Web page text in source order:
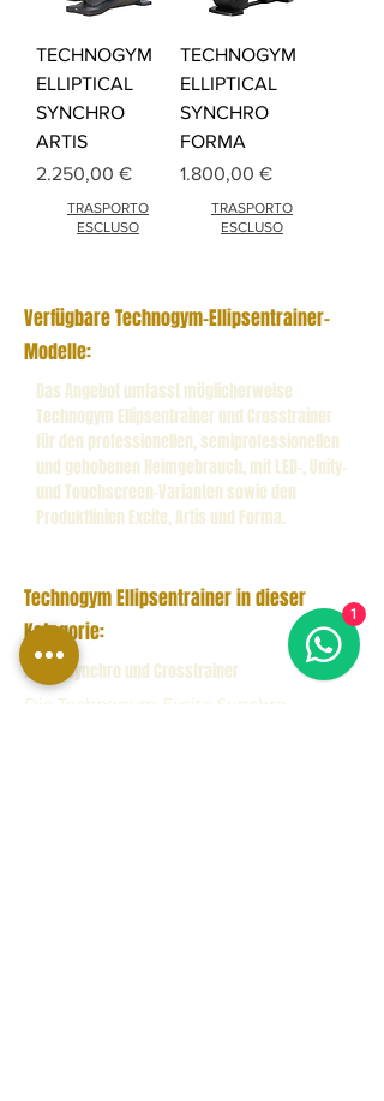
TECHNOGYM
ELLIPTICAL
SYNCHRO
ARTIS
Preis
2.250,00 €
TRASPORTO
ESCLUSO
TECHNOGYM
ELLIPTICAL
SYNCHRO
FORMA
Preis
1.800,00 €
TRASPORTO
ESCLUSO
Verfügbare Technogym-Ellipsentrainer-
Modelle:
Das Angebot umfasst möglicherweise
Technogym Ellipsentrainer und Crosstrainer
für den professionellen, semiprofessionellen
und gehobenen Heimgebrauch, mit LED-, Unity-
und Touchscreen-Varianten sowie den
Produktlinien Excite, Artis und Forma.
Technogym Ellipsentrainer in dieser
Kategorie:
Excite Synchro und Crosstrainer
Die Technogym Excite Synchro
1